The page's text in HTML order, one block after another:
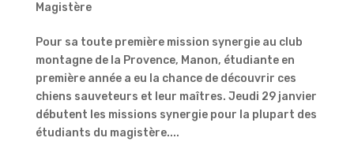
Magistère
Pour sa toute première mission synergie au club
montagne de la Provence, Manon, étudiante en
première année a eu la chance de découvrir ces
chiens sauveteurs et leur maîtres. Jeudi 29 janvier
débutent les missions synergie pour la plupart des
étudiants du magistère....